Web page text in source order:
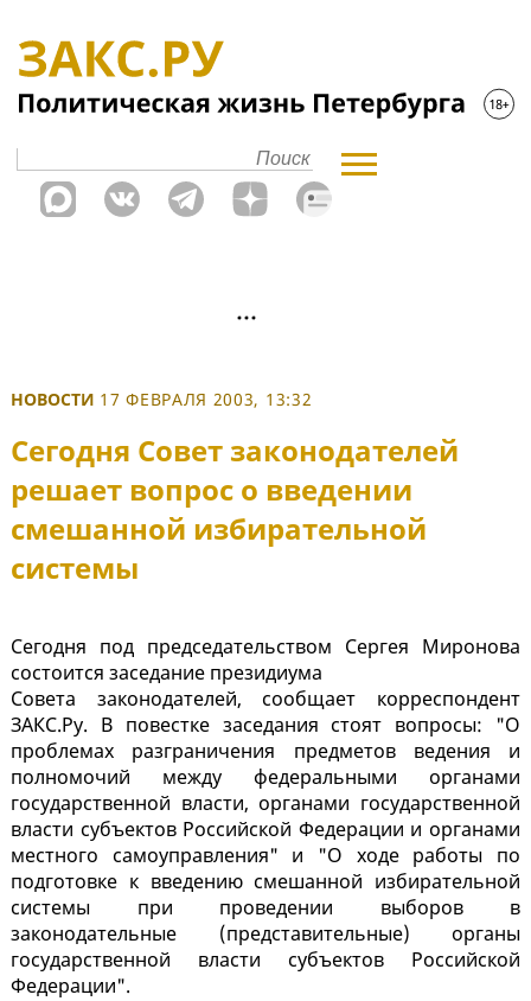
НОВОСТИ 17 ФЕВРАЛЯ 2003, 13:32
Сегодня Совет законодателей
решает вопрос о введении
смешанной избирательной
системы
Сегодня под председательством Сергея Миронова
состоится заседание президиума
Совета законодателей, сообщает корреспондент
ЗАКС.Ру. В повестке заседания стоят вопросы: "О
проблемах разграничения предметов ведения и
полномочий между федеральными органами
государственной власти, органами государственной
власти субъектов Российской Федерации и органами
местного самоуправления" и "О ходе работы по
подготовке к введению смешанной избирательной
системы при проведении выборов в
законодательные (представительные) органы
государственной власти субъектов Российской
Федерации".